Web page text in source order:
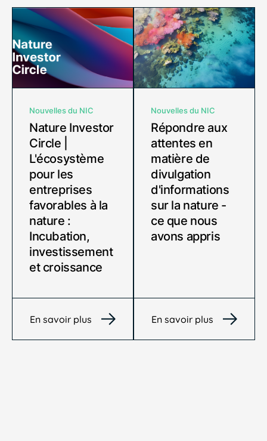
Nouvelles du NIC
Nature Investor
Circle |
L'écosystème
pour les
entreprises
favorables à la
nature :
Incubation,
investissement
et croissance
En savoir plus
Nouvelles du NIC
Répondre aux
attentes en
matière de
divulgation
d'informations
sur la nature -
ce que nous
avons appris
En savoir plus